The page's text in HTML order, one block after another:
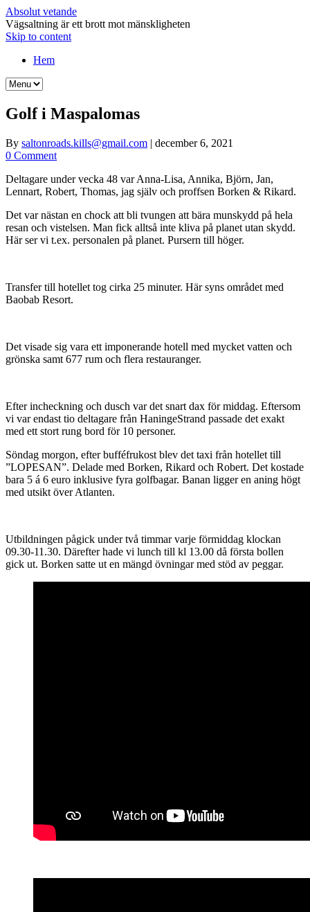
Absolut vetande
Vägsaltning är ett brott mot mänskligheten
Skip to content
Hem
Golf i Maspalomas
By saltonroads.kills@gmail.com | december 6, 2021
0 Comment
Deltagare under vecka 48 var Anna-Lisa, Annika, Björn, Jan,
Lennart, Robert, Thomas, jag själv och proffsen Borken & Rikard.
Det var nästan en chock att bli tvungen att bära munskydd på hela
resan och vistelsen. Man fick alltså inte kliva på planet utan skydd.
Här ser vi t.ex. personalen på planet. Pursern till höger.
Transfer till hotellet tog cirka 25 minuter. Här syns området med
Baobab Resort.
Det visade sig vara ett imponerande hotell med mycket vatten och
grönska samt 677 rum och flera restauranger.
Efter incheckning och dusch var det snart dax för middag. Eftersom
vi var endast tio deltagare från HaningeStrand passade det exakt
med ett stort rung bord för 10 personer.
Söndag morgon, efter bufféfrukost blev det taxi från hotellet till
”LOPESAN”. Delade med Borken, Rikard och Robert. Det kostade
bara 5 á 6 euro inklusive fyra golfbagar. Banan ligger en aning högt
med utsikt över Atlanten.
Utbildningen pågick under två timmar varje förmiddag klockan
09.30-11.30. Därefter hade vi lunch till kl 13.00 då första bollen
gick ut. Borken satte ut en mängd övningar med stöd av peggar.